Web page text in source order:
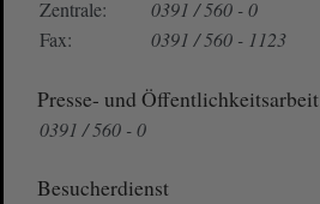
Zentrale:
0391 / 560 - 0
Fax:
0391 / 560 - 1123
Presse- und Öffentlichkeitsarbeit
0391 / 560 - 0
Besucherdienst